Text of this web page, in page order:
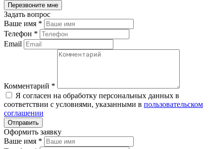
Задать вопрос
Ваше имя *
Телефон *
Email
Комментарий *
Я согласен на обработку персональных данных в
соответствии с условиями, указанными в пользовательском
соглашении
Оформить заявку
Ваше имя *